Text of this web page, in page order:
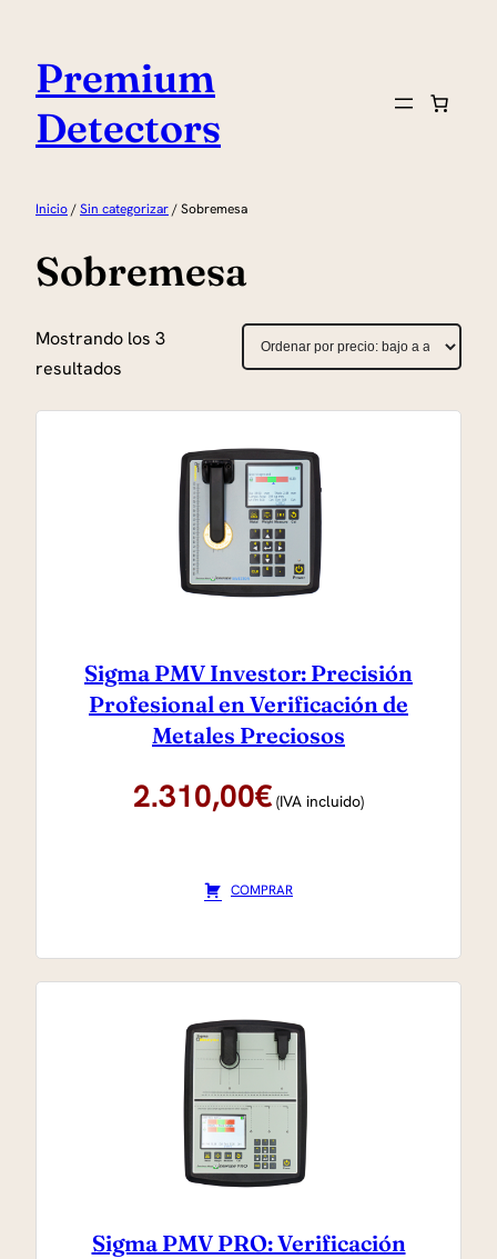
contenido
Premium
Detectors
Inicio/Sin categorizar/ Sobremesa
Sobremesa
Mostrando los 3
resultados
Sigma PMV Investor: Precisión
Profesional en Verificación de
Metales Preciosos
2.310,00€ (IVA incluido)
COMPRAR
Sigma PMV PRO: Verificación